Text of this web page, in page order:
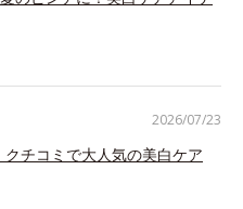
クチコミで大人気の美白ケア
2026/07/23